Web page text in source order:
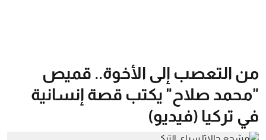
من التعصب إلى الأخوة.. قميص
"محمد صلاح" يكتب قصة إنسانية
في تركيا (فيديو)